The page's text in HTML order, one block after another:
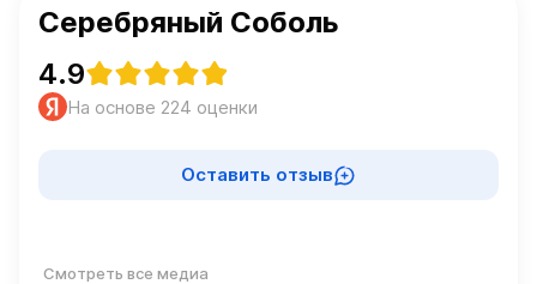
Серебряный Соболь
4.9
На основе 224 оценки
Оставить отзыв
Смотреть все медиа